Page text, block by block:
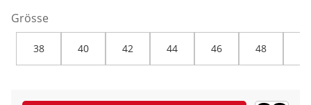
Grösse
38 40 42 44 46 48